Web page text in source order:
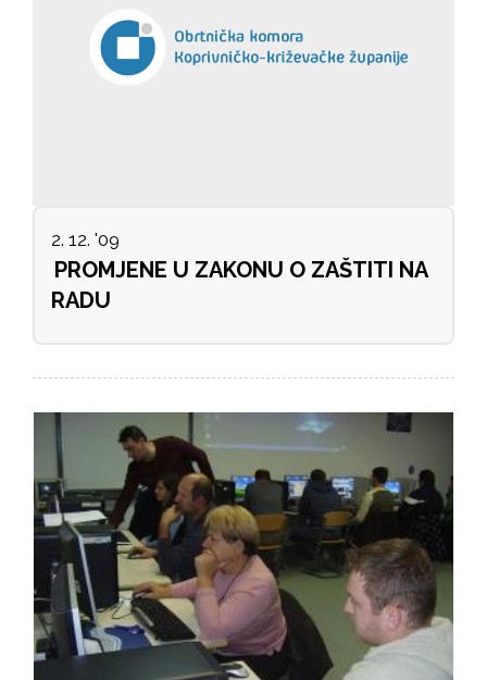
2. 12. '09
PROMJENE U ZAKONU O ZAŠTITI NA
RADU